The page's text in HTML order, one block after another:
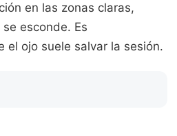
en las zonas claras,
esconde. Es
el ojo suele salvar la sesión.